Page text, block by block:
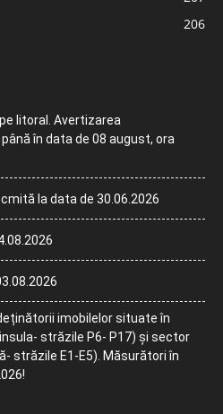
206
pe litoral. Avertizarea
în data de 08 august, ora
la data de 30.06.2026
imobilelor situate în
străzile P6- P17) și sector
străzile E1-E5). Măsurători în